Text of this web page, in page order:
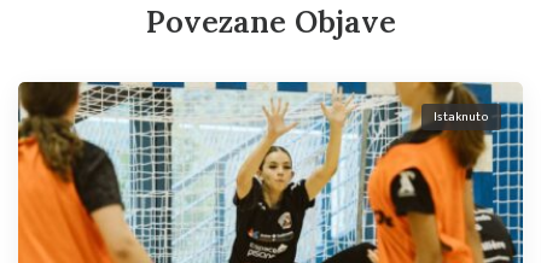
Povezane Objave
Istaknuto